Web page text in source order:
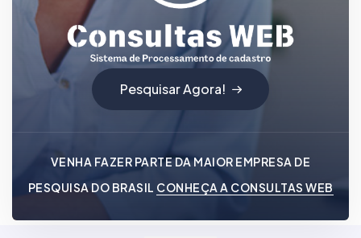
Pesquisar Agora!
VENHA FAZER PARTE DA MAIOR EMPRESA DE
PESQUISA DO BRASIL CONHEÇA A CONSULTAS WEB